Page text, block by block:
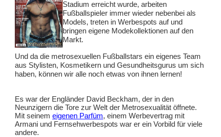
Stadium erreicht wurde, arbeiten
Fußballspieler immer wieder nebenbei als
Models, treten in Werbespots auf und
bringen eigene Modekollektionen auf den
Markt.
Und da die metrosexuellen Fußballstars ein eigenes Team
aus Stylisten, Kosmetikern und Gesundheitsgurus um sich
haben, können wir alle noch etwas von ihnen lernen!
Es war der Engländer David Beckham, der in den
Neunzigern die Tore zur Welt der Metrosexualität öffnete.
Mit seinem eigenen Parfüm, einem Werbevertrag mit
Armani und Fernsehwerbespots war er ein Vorbild für viele
andere.